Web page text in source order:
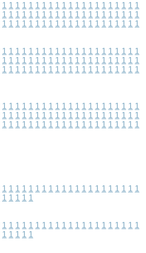
1 1 1 1 1 1 1 1 1 1 1 1 1 1 1 1 1 1 1 1 1
1 1 1 1 1 1 1 1 1 1 1 1 1 1 1 1 1 1 1 1 1
1 1 1 1 1 1 1 1 1 1 1 1 1 1 1 1 1 1 1 1 1
1 1 1 1 1 1 1 1 1 1 1 1 1 1 1 1 1 1 1 1 1
1 1 1 1 1 1 1 1 1 1 1 1 1 1 1 1 1 1 1 1 1
1 1 1 1 1 1 1 1 1 1 1 1 1 1 1 1 1 1 1 1 1
1 1 1 1 1 1 1 1 1 1 1 1 1 1 1 1 1 1 1 1 1
1 1 1 1 1 1 1 1 1 1 1 1 1 1 1 1 1 1 1 1 1
1 1 1 1 1 1 1 1 1 1 1 1 1 1 1 1 1 1 1 1 1
1 1 1 1 1 1 1 1 1 1 1 1 1 1 1 1 1 1 1 1 1
1 1 1 1 1
1 1 1 1 1 1 1 1 1 1 1 1 1 1 1 1 1 1 1 1 1
1 1 1 1 1